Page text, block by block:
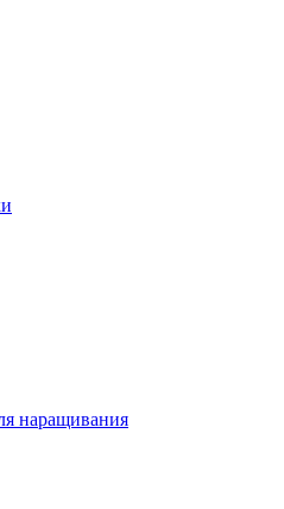
наращивания